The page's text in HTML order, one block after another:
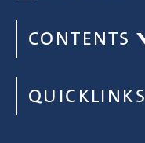
CONTENTS
QUICKLINKS